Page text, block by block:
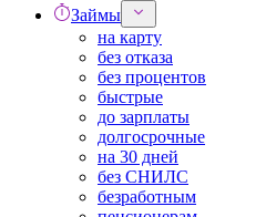
Займы
на карту
без отказа
без процентов
быстрые
до зарплаты
долгосрочные
на 30 дней
без СНИЛС
безработным